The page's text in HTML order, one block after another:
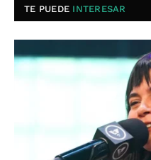
TE PUEDE INTERESAR